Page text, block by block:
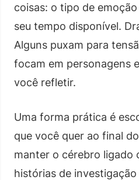
coisas: o tipo de
seu tempo disponível.
Alguns puxam para
focam em personagens
você refletir.
Uma forma prática é
que você quer ao final
manter o cérebro ligado
histórias de